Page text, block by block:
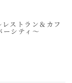
ストラン＆カフ
シティ～